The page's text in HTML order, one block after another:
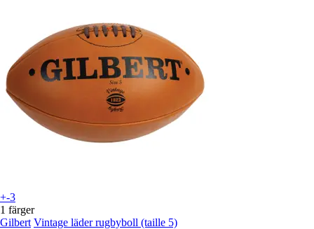
+-3
1 färger
Gilbert Vintage läder rugbyboll (taille 5)